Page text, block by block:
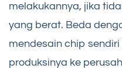
melakukannya, jika
yang berat. Beda
mendesain chip
produksinya ke